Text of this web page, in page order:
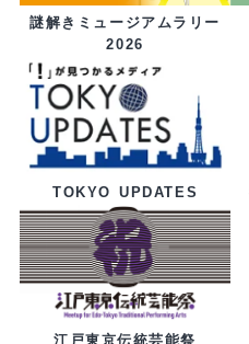
謎解きミュージアムラリー
2026
TOKYO UPDATES
江戸東京伝統芸能祭